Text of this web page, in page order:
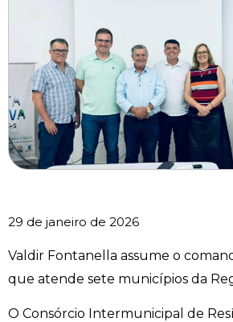
29 de janeiro de 2026
Valdir Fontanella assume o
que atende sete municípios da
O Consórcio Intermunicipal de